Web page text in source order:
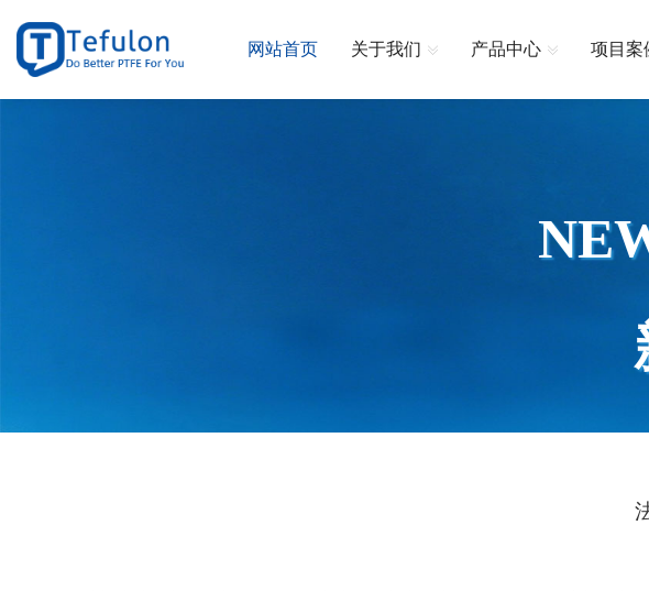
网站首页 关于我们 产品中心 项目案